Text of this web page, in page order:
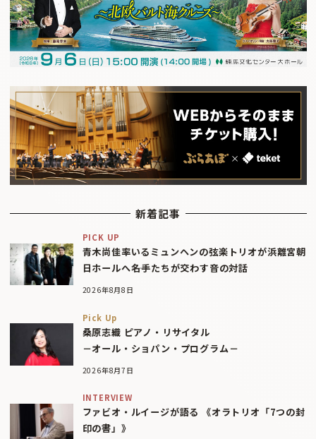
新着記事
PICK UP
青木尚佳率いるミュンヘンの弦楽トリオが浜離宮朝
日ホールへ――名手たちが交わす音の対話
2026年8月8日
Pick Up
桑原志織 ピアノ・リサイタル
－オール・ショパン・プログラム－
2026年8月7日
INTERVIEW
ファビオ・ルイージが語る 《オラトリオ「7つの封
印の書」》